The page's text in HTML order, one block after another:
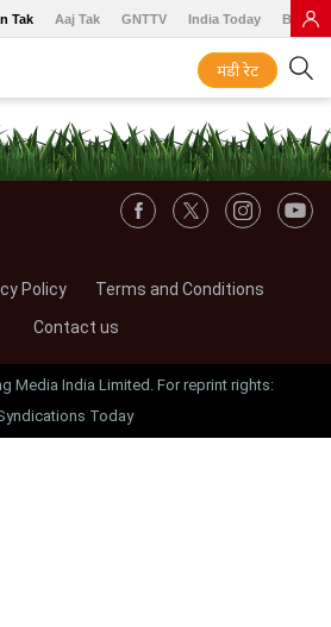
Tak Aaj Tak GNTTV India Today BT
मंडी रेट
Policy
Terms and Conditions
Contact us
Media India Limited. For reprint rights:
Today